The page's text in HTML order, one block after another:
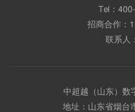
Tel：
招商合作：
联系人
中超越（山东）数
地址：山东省烟台